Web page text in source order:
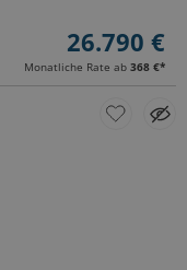
26.790 €
Monatliche Rate ab 368 €*